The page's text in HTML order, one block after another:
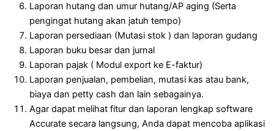
Laporan hutang dan umur hutang/AP aging (Serta
pengingat hutang akan jatuh tempo)
Laporan persediaan (Mutasi stok ) dan laporan gudang
Laporan buku besar dan jurnal
Laporan pajak ( Modul export ke E-faktur)
Laporan penjualan, pembelian, mutasi kas atau bank,
biaya dan petty cash dan lain sebagainya.
Agar dapat melihat fitur dan laporan lengkap software
Accurate secara langsung, Anda dapat mencoba aplikasi